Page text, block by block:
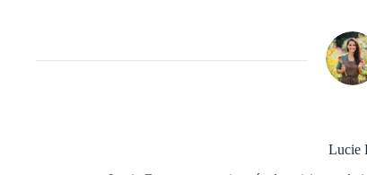
Lucie